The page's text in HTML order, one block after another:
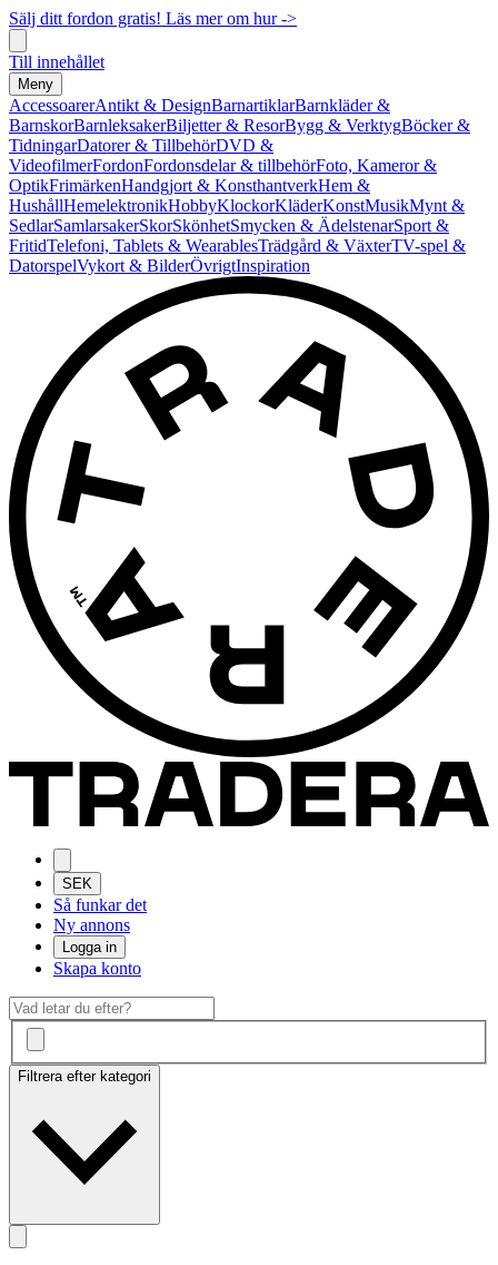
Sälj ditt fordon gratis! Läs mer om hur ->
Till innehållet
Meny
AccessoarerAntikt & DesignBarnartiklarBarnkläder &
BarnskorBarnleksakerBiljetter & ResorBygg & VerktygBöcker &
TidningarDatorer & TillbehörDVD &
VideofilmerFordonFordonsdelar & tillbehörFoto, Kameror &
OptikFrimärkenHandgjort & KonsthantverkHem &
HushållHemelektronikHobbyKlockorKläderKonstMusikMynt &
SedlarSamlarsakerSkorSkönhetSmycken & ÄdelstenarSport &
FritidTelefoni, Tablets & WearablesTrädgård & VäxterTV-spel &
DatorspelVykort & BilderÖvrigtInspiration
SEK
Så funkar det
Ny annons
Logga in
Skapa konto
Filtrera efter kategori